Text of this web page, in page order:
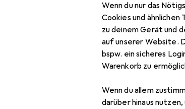
Wenn du nur das
Cookies und
zu deinem Gerät und
auf unserer Website.
bspw. ein sicheres
Warenkorb zu
Wenn du allem
darüber hinaus
Navigation nach Kategorien
Büro + Schreibwaren Medien